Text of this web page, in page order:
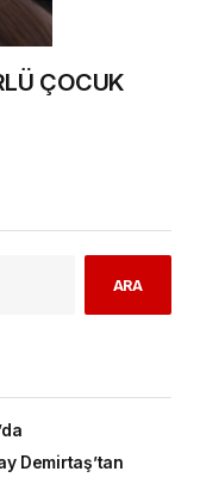
ÇOCUK
ARA
Demirtaş’tan